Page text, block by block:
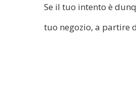
Se il tuo intento è
tuo negozio, a partire